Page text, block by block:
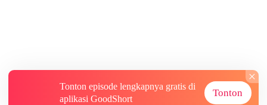
Tonton episode lengkapnya gratis di
aplikasi GoodShort
Tonton